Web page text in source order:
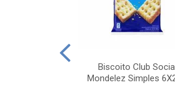
Biscoito Club
Mondelez Simples